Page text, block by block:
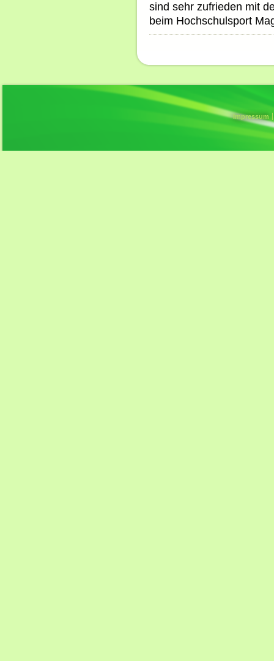
sind sehr zufrieden mit
beim Hochschulsport
Impressum